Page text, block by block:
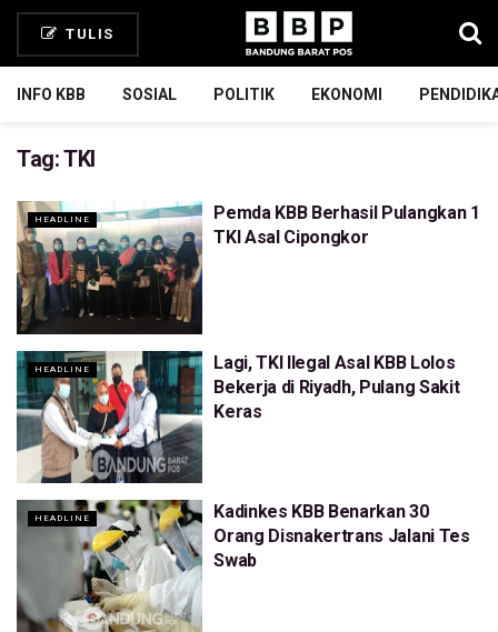
TULIS
INFO KBB SOSIAL POLITIK EKONOMI
Tag:TKI
HEADLINE
Pemda KBB Berhasil Pulangkan 1
TKI Asal Cipongkor
HEADLINE
Lagi, TKI Ilegal Asal KBB Lolos
Bekerja di Riyadh, Pulang Sakit
Keras
HEADLINE
Kadinkes KBB Benarkan 30
Orang Disnakertrans Jalani Tes
Swab